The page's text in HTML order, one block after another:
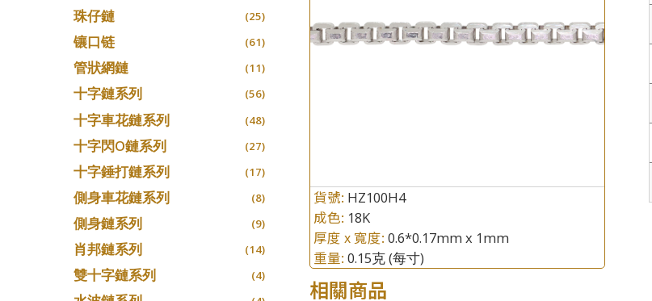
貨號: HZ100H4
成色: 18K
厚度 x 寬度: 0.6*0.17mm x 1mm
重量: 0.15克(每寸)
相關商品
珠仔鏈 (25)
镶口链 (61)
管狀網鏈 (11)
十字鏈系列 (56)
十字車花鏈系列 (48)
十字閃O鏈系列 (27)
十字錘打鏈系列 (17)
側身車花鏈系列 (8)
側身鏈系列 (9)
肖邦鏈系列 (14)
雙十字鏈系列 (4)